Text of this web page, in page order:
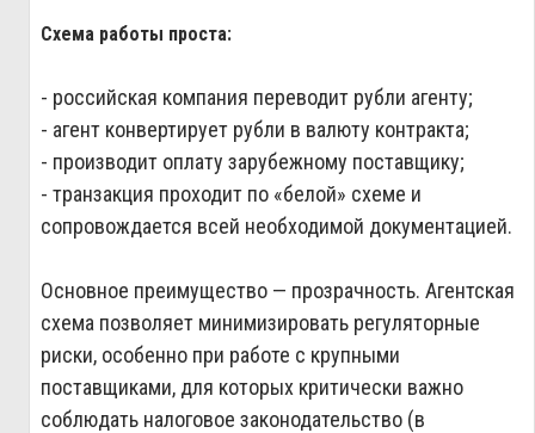
Схема работы проста:
- российская компания переводит рубли агенту;
- агент конвертирует рубли в валюту контракта;
- производит оплату зарубежному поставщику;
- транзакция проходит по «белой» схеме и
сопровождается всей необходимой документацией.
Основное преимущество — прозрачность. Агентская
схема позволяет минимизировать регуляторные
риски, особенно при работе с крупными
поставщиками, для которых критически важно
соблюдать налоговое законодательство (в